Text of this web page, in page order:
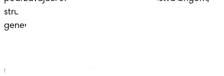
stručnošću i udobnošću – nasljeđe koje seže
generacijama.
Pampers